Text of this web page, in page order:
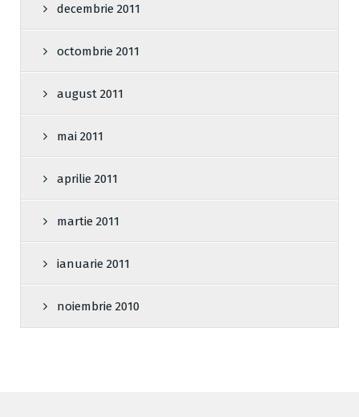
decembrie 2011
octombrie 2011
august 2011
mai 2011
aprilie 2011
martie 2011
ianuarie 2011
noiembrie 2010